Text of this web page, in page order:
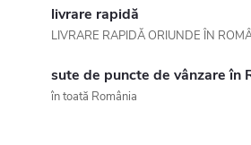
livrare rapidă
LIVRARE RAPIDĂ ORIUNDE ÎN
sute de puncte de vânzare în
în toată România